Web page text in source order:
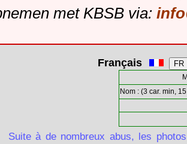
met KBSB via:
Français
Nom : (3 car. min,
Suite à de nombreux abus, les